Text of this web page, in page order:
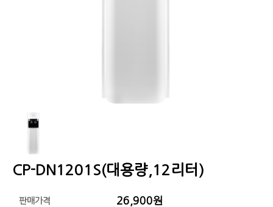
CP-DN1201S(대용량,12리터)
판매가격 26,900원